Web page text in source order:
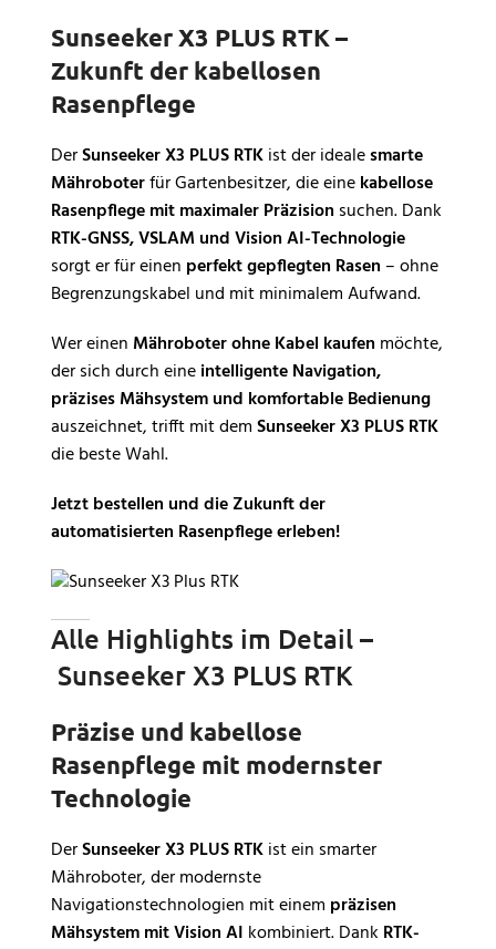
Sunseeker X3 PLUS RTK –
Zukunft der kabellosen
Rasenpflege
DerSunseeker X3 PLUS RTKist der idealesmarte
Mähroboterfür Gartenbesitzer, die einekabellose
Rasenpflege mit maximaler Präzision suchen. Dank
RTK-GNSS, VSLAM und Vision AI-Technologie
sorgt er für einen perfekt gepflegten Rasen – ohne
Begrenzungskabel und mit minimalem Aufwand.
Wer einen Mähroboter ohne Kabel kaufen möchte,
der sich durch eineintelligente Navigation,
präzises Mähsystem und komfortable Bedienung
auszeichnet, trifft mit demSunseeker X3 PLUS RTK
die beste Wahl.
Jetzt bestellen und die Zukunft der
automatisierten Rasenpflege erleben!
Alle Highlights im Detail –
Sunseeker X3 PLUS RTK
Präzise und kabellose
Rasenpflege mit modernster
Technologie
DerSunseeker X3 PLUS RTKist ein smarter
Mähroboter, der modernste
Navigationstechnologien mit einem präzisen
Mähsystem mit Vision AI kombiniert. Dank RTK-